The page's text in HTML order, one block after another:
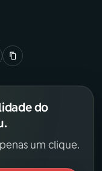
do
um clique.